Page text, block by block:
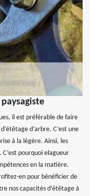
il est préférable de faire
d’arbre. C’est une
à la légère. Ainsi, les
pourquoi elagueur
en la matière.
en pour bénéficier de
nos capacités d’étêtage à